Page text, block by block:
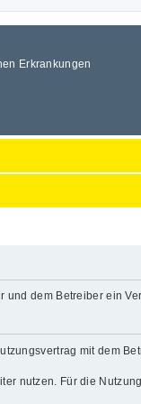
Erkrankungen
und dem Betreiber ein
mit dem
nutzen. Für die